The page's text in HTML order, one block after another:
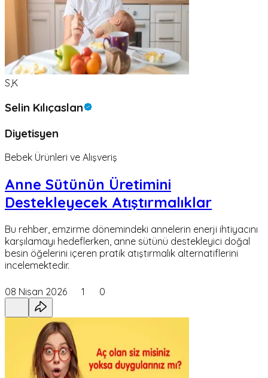
S,K
Selin Kılıçaslan
Diyetisyen
Bebek Ürünleri ve Alışveriş
Anne Sütünün Üretimini
Destekleyecek Atıştırmalıklar
Bu rehber, emzirme dönemindeki annelerin enerji ihtiyacını
karşılamayı hedeflerken, anne sütünü destekleyici doğal
besin öğelerini içeren pratik atıştırmalık alternatiflerini
incelemektedir.
08 Nisan 2026 1 0